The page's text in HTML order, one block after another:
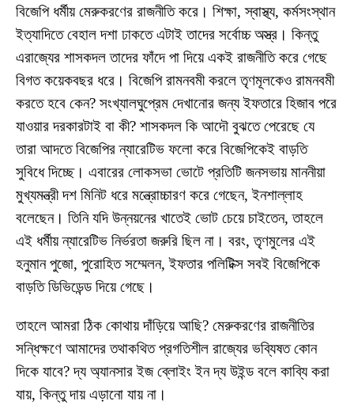
বিজেপি ধর্মীয় মেরুকরণের রাজনীতি করে। শিক্ষা, স্বাস্থ্য, কর্মসংস্থান
ইত্যাদিতে বেহাল দশা ঢাকতে এটাই তাদের সর্বোচ্চ অস্ত্র। কিন্তু
এরাজ্যের শাসকদল তাদের ফাঁদে পা দিয়ে একই রাজনীতি করে গেছে
বিগত কয়েকবছর ধরে। বিজেপি রামনবমী করলে তৃণমূলকেও রামনবমী
করতে হবে কেন? সংখ্যালঘুপ্রেম দেখানোর জন্য ইফতারে হিজাব পরে
যাওয়ার দরকারটাই বা কী? শাসকদল কি আদৌ বুঝতে পেরেছে যে
তারা আদতে বিজেপির ন্যারেটিভ ফলো করে বিজেপিকেই বাড়তি
সুবিধে দিচ্ছে। এবারের লোকসভা ভোটে প্রতিটি জনসভায় মাননীয়া
মুখ্যমন্ত্রী দশ মিনিট ধরে মন্ত্রোচ্চারণ করে গেছেন, ইনশাল্লাহ
বলেছেন। তিনি যদি উন্নয়নের খাতেই ভোট চেয়ে চাইতেন, তাহলে
এই ধর্মীয় ন্যারেটিভ নির্ভরতা জরুরি ছিল না। বরং, তৃণমুলের এই
হনুমান পুজো, পুরোহিত সম্মেলন, ইফতার পলিটিক্স সবই বিজেপিকে
বাড়তি ডিভিডেন্ড দিয়ে গেছে।
তাহলে আমরা ঠিক কোথায় দাঁড়িয়ে আছি? মেরুকরণের রাজনীতির
সন্ধিক্ষণে আমাদের তথাকথিত প্রগতিশীল রাজ্যের ভব্যিষত কোন
দিকে যাবে? দ্য অ্যানসার ইজ ব্লোইং ইন দ্য উইন্ড বলে কাব্যি করা
যায়, কিন্তু দায় এড়ানো যায় না।